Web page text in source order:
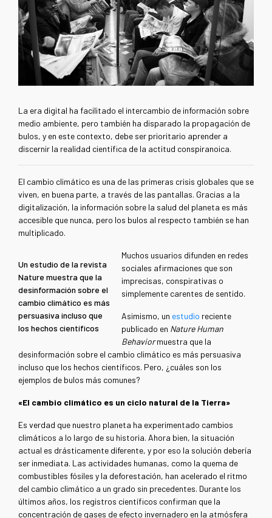
La era digital ha facilitado el intercambio de información sobre
medio ambiente, pero también ha disparado la propagación de
bulos, y en este contexto, debe ser prioritario aprender a
discernir la realidad científica de la actitud conspiranoica.
El cambio climático es una de las primeras crisis globales que se
viven, en buena parte, a través de las pantallas. Gracias a la
digitalización, la información sobre la salud del planeta es más
accesible que nunca, pero los bulos al respecto también se han
multiplicado.
Un estudio de la revista
Nature muestra que la
desinformación sobre el
cambio climático es más
persuasiva incluso que
los hechos científicos
Muchos usuarios difunden en redes
sociales afirmaciones que son
imprecisas, conspirativas o
simplemente carentes de sentido.
Asimismo, un estudio reciente
publicado en Nature Human
Behaviormuestra que la
desinformación sobre el cambio climático es más persuasiva
incluso que los hechos científicos. Pero, ¿cuáles son los
ejemplos de bulos más comunes?
«El cambio climático es un ciclo natural de la Tierra»
Es verdad que nuestro planeta ha experimentado cambios
climáticos a lo largo de su historia. Ahora bien, la situación
actual es drásticamente diferente, y por eso la solución debería
ser inmediata. Las actividades humanas, como la quema de
combustibles fósiles y la deforestación, han acelerado el ritmo
del cambio climático a un grado sin precedentes. Durante los
últimos años, los registros científicos confirman que la
concentración de gases de efecto invernadero en la atmósfera